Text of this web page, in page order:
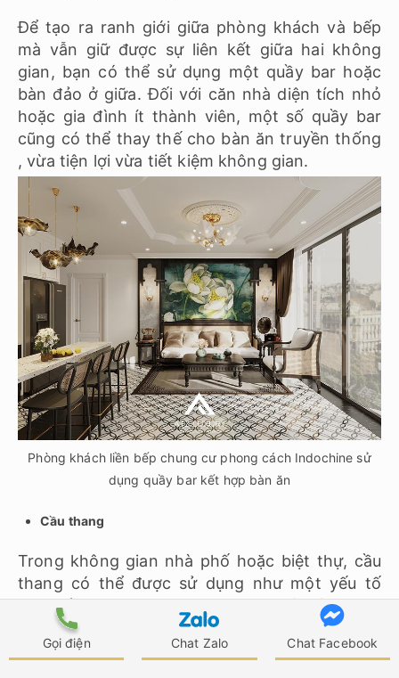
Gọi điện Chat Zalo Chat Facebook
Để tạo ra ranh giới giữa phòng khách và bếp
mà vẫn giữ được sự liên kết giữa hai không
gian, bạn có thể sử dụng một quầy bar hoặc
bàn đảo ở giữa. Đối với căn nhà diện tích nhỏ
hoặc gia đình ít thành viên, một số quầy bar
cũng có thể thay thế cho bàn ăn truyền thống
, vừa tiện lợi vừa tiết kiệm không gian.
Phòng khách liền bếp chung cư phong cách Indochine sử
dụng quầy bar kết hợp bàn ăn
Cầu thang
Trong không gian nhà phố hoặc biệt thự, cầu
thang có thể được sử dụng như một yếu tố
chia cắt không gian thông minh và sáng tạo.
Để tạo cảm giác mở rộng và thoải mái, bạn có
thể sử dụng cầu thang mở, cầu thang không